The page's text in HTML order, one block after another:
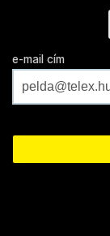
e-mail cím